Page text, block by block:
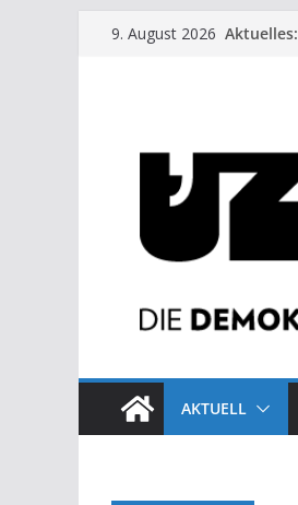
Zum9. August 2026 Aktuelles:
AKTUELL